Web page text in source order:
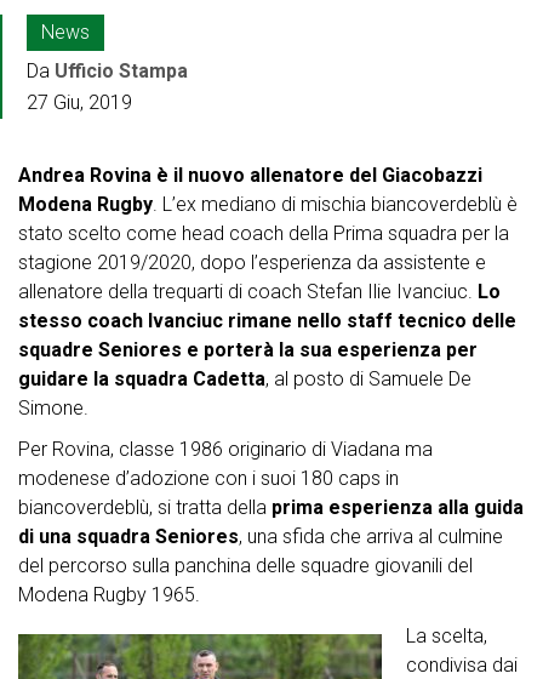
News
Da Ufficio Stampa
27 Giu, 2019
Andrea Rovina è il nuovo allenatore del Giacobazzi
Modena Rugby. L’ex mediano di mischia biancoverdeblù è
stato scelto come head coach della Prima squadra per la
stagione 2019/2020, dopo l’esperienza da assistente e
allenatore della trequarti di coach Stefan Ilie Ivanciuc. Lo
stesso coach Ivanciuc rimane nello staff tecnico delle
squadre Seniores e porterà la sua esperienza per
guidare la squadra Cadetta, al posto di Samuele De
Simone.
Per Rovina, classe 1986 originario di Viadana ma
modenese d’adozione con i suoi 180 caps in
biancoverdeblù, si tratta della prima esperienza alla guida
di una squadra Seniores, una sfida che arriva al culmine
del percorso sulla panchina delle squadre giovanili del
Modena Rugby 1965.
La scelta,
condivisa dai